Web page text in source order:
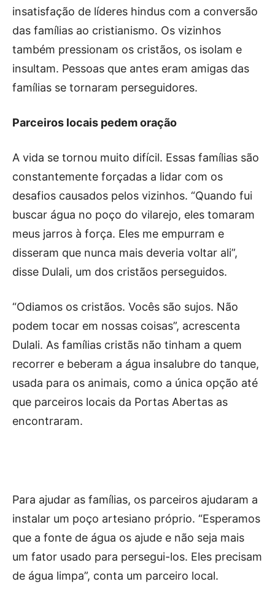
insatisfação de líderes hindus com a conversão
das famílias ao cristianismo. Os vizinhos
também pressionam os cristãos, os isolam e
insultam. Pessoas que antes eram amigas das
famílias se tornaram perseguidores.
Parceiros locais pedem oração
A vida se tornou muito difícil. Essas famílias são
constantemente forçadas a lidar com os
desafios causados pelos vizinhos. “Quando fui
buscar água no poço do vilarejo, eles tomaram
meus jarros à força. Eles me empurram e
disseram que nunca mais deveria voltar ali”,
disse Dulali, um dos cristãos perseguidos.
“Odiamos os cristãos. Vocês são sujos. Não
podem tocar em nossas coisas”, acrescenta
Dulali. As famílias cristãs não tinham a quem
recorrer e beberam a água insalubre do tanque,
usada para os animais, como a única opção até
que parceiros locais da Portas Abertas as
encontraram.
Para ajudar as famílias, os parceiros ajudaram a
instalar um poço artesiano próprio. “Esperamos
que a fonte de água os ajude e não seja mais
um fator usado para persegui-los. Eles precisam
de água limpa”, conta um parceiro local.